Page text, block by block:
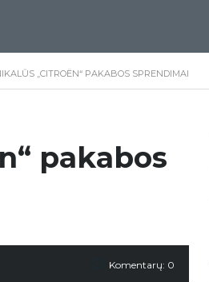
„CITROËN“ PAKABOS SPRENDIMAI
pakabos
Komentarų: 0